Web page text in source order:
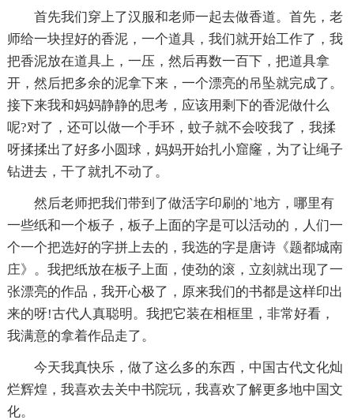
首先我们穿上了汉服和老师一起去做香道。首先，老
师给一块捏好的香泥，一个道具，我们就开始工作了，我
把香泥放在道具上，一压，然后再数一百下，把道具拿
开，然后把多余的泥拿下来，一个漂亮的吊坠就完成了。
接下来我和妈妈静静的思考，应该用剩下的香泥做什么
呢?对了，还可以做一个手环，蚊子就不会咬我了，我揉
呀揉揉出了好多小圆球，妈妈开始扎小窟窿，为了让绳子
钻进去，干了就扎不动了。
然后老师把我们带到了做活字印刷的`地方，哪里有
一些纸和一个板子，板子上面的字是可以活动的，人们一
个一个把选好的字拼上去的，我选的字是唐诗《题都城南
庄》。我把纸放在板子上面，使劲的滚，立刻就出现了一
张漂亮的作品，我开心极了，原来我们的书都是这样印出
来的呀!古代人真聪明。我把它装在相框里，非常好看，
我满意的拿着作品走了。
今天我真快乐，做了这么多的东西，中国古代文化灿
烂辉煌，我喜欢去关中书院玩，我喜欢了解更多地中国文
化。